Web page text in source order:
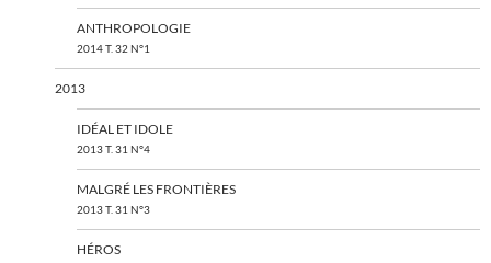
ANTHROPOLOGIE
2014 T. 32 N°1
2013
IDÉAL ET IDOLE
2013 T. 31 N°4
MALGRÉ LES FRONTIÈRES
2013 T. 31 N°3
HÉROS